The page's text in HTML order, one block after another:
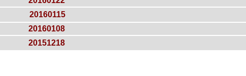
20160115
20160108
20151218